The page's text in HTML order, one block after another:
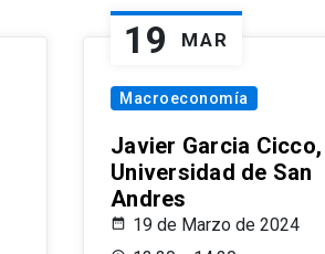
19 MAR
Macroeconomía
Javier Garcia Cicco,
Universidad de San
Andres
19 de Marzo de 2024